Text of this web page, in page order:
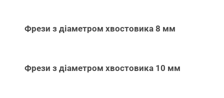
Фрези з діаметром хвостовика 8 мм
Фрези з діаметром хвостовика 10 мм